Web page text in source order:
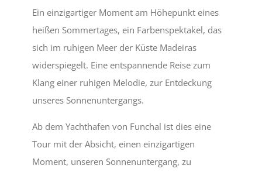
Ein einzigartiger Moment am Höhepunkt eines
heißen Sommertages, ein Farbenspektakel, das
sich im ruhigen Meer der Küste Madeiras
widerspiegelt. Eine entspannende Reise zum
Klang einer ruhigen Melodie, zur Entdeckung
unseres Sonnenuntergangs.
Ab dem Yachthafen von Funchal ist dies eine
Tour mit der Absicht, einen einzigartigen
Moment, unseren Sonnenuntergang, zu